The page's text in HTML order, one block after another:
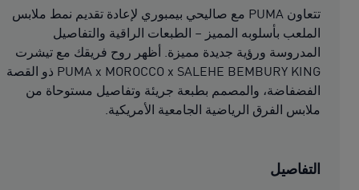
تتعاون PUMA مع صاليحي بيمبوري لإعادة تقديم نمط ملابس
الملعب بأسلوبه المميز – الطبعات الراقية والتفاصيل
المدروسة ورؤية جديدة مميزة. أظهر روح فريقك مع تيشرت
PUMA x MOROCCO x SALEHE BEMBURY KING ذو القصة
الفضفاضة، والمصمم بطبعة جريئة وتفاصيل مستوحاة من
ملابس الفرق الرياضية الجامعية الأمريكية.
التفاصيل